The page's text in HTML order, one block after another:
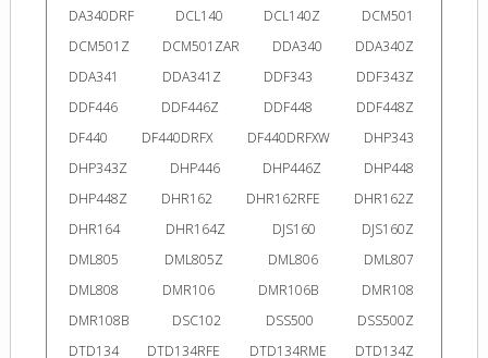
DA340DRF
DCL140 DCL140Z
DCM501
DCM501Z
DCM501ZAR DDA340
DDA340Z
DDA341
DDA341Z DDF343
DDF343Z
DDF446
DDF446Z DDF448
DDF448Z
DF440
DF440DRFX DF440DRFXW
DHP343
DHP343Z
DHP446 DHP446Z
DHP448
DHP448Z
DHR162 DHR162RFE
DHR162Z
DHR164
DHR164Z DJS160
DJS160Z
DML805
DML805Z DML806
DML807
DML808
DMR106 DMR106B
DMR108
DMR108B
DSC102 DSS500
DSS500Z
DTD134
DTD134RFE DTD134RME DTD134Z